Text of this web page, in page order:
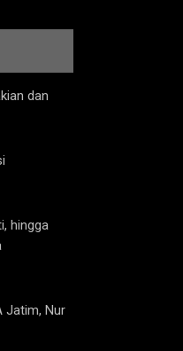
dan
hingga
Jatim, Nur